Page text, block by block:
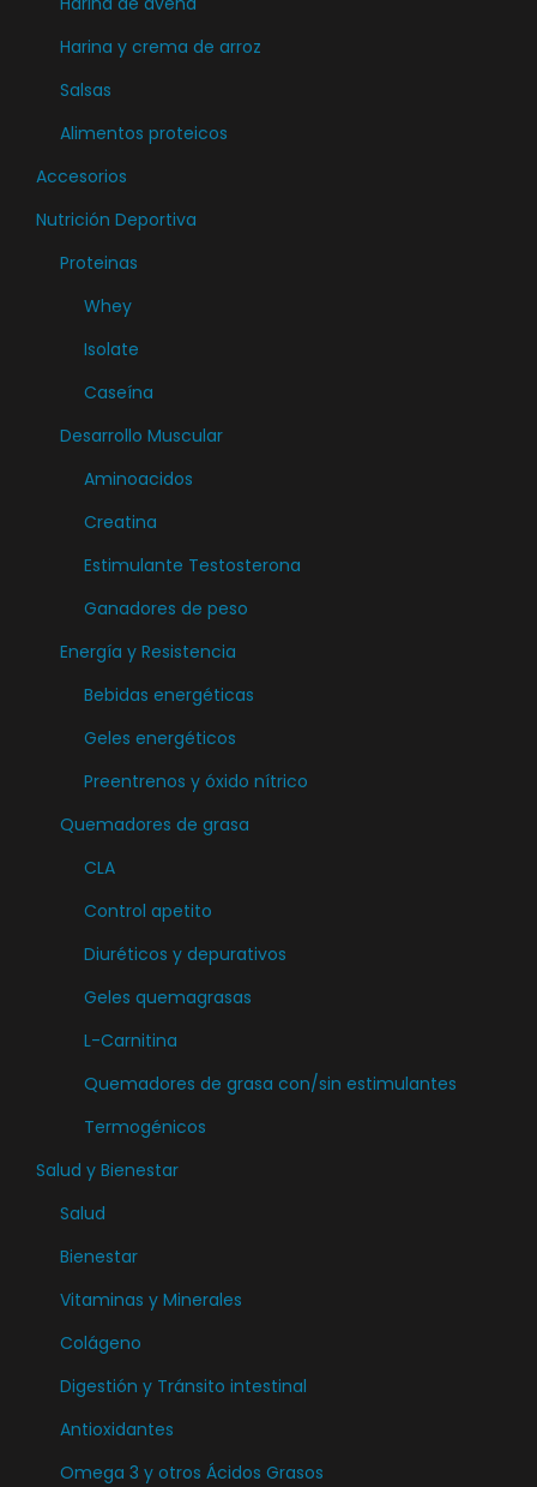
e
n
d
i
e
Harina y crema de arroz
Salsas
Alimentos proteicos
Accesorios
Nutrición Deportiva
Proteinas
Whey
Isolate
Caseína
Desarrollo Muscular
Aminoacidos
Creatina
Estimulante Testosterona
Ganadores de peso
Energía y Resistencia
Bebidas energéticas
Geles energéticos
Preentrenos y óxido nítrico
Quemadores de grasa
CLA
Control apetito
Diuréticos y depurativos
Geles quemagrasas
L-Carnitina
Quemadores de grasa con/sin estimulantes
Termogénicos
Salud y Bienestar
Salud
Bienestar
Vitaminas y Minerales
Colágeno
Digestión y Tránsito intestinal
Antioxidantes
Omega 3 y otros Ácidos Grasos